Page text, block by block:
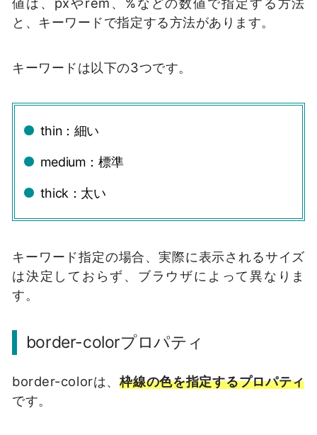
と、キーワードで指定する方法があります。
キーワードは以下の3つです。
thin：細い
medium：標準
thick：太い
キーワード指定の場合、実際に表示されるサイズ
は決定しておらず、ブラウザによって異なりま
す。
border-colorプロパティ
border-colorは、枠線の色を指定するプロパティ
です。